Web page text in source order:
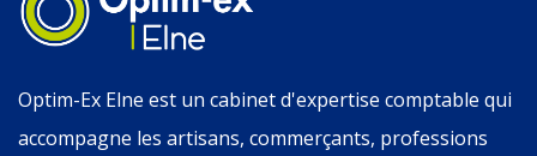
Optim-Ex Elne est un cabinet d'expertise comptable qui
accompagne les artisans, commerçants, professions